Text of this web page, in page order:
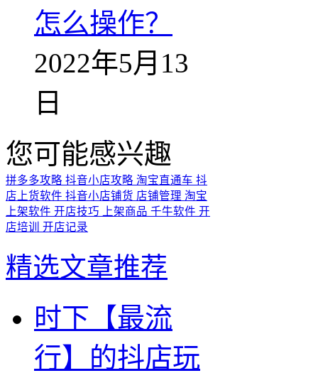
怎么操作？
2022年5月13
日
您可能感兴趣
拼多多攻略 抖音小店攻略 淘宝直通车 抖
店上货软件 抖音小店铺货 店铺管理 淘宝
上架软件 开店技巧 上架商品 千牛软件 开
店培训 开店记录
精选文章推荐
时下【最流
行】的抖店玩